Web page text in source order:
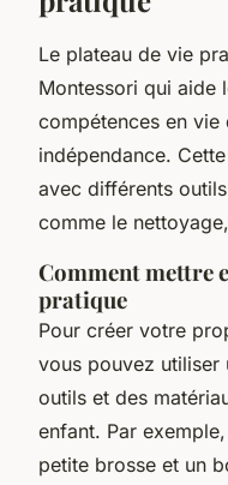
Le plateau de vie
Montessori qui aide
compétences en vie
indépendance.
avec différents
comme le
Comment mettre
pratique
Pour créer votre
vous pouvez utiliser
outils et des
enfant. Par
petite brosse et un